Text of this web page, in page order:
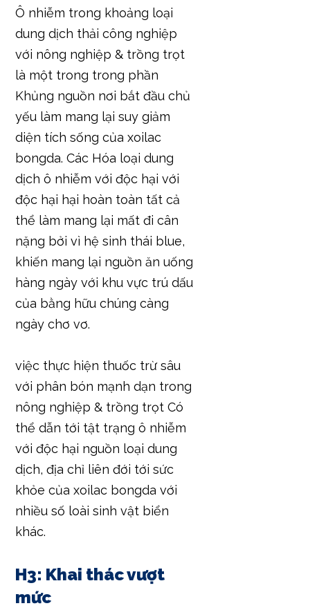
Ô nhiễm trong khoảng loại
dung dịch thải công nghiệp
với nông nghiệp & trồng trọt
là một trong trong phần
Khủng nguồn nơi bắt đầu chủ
yếu làm mang lại suy giảm
diện tích sống của xoilac
bongda. Các Hóa loại dung
dịch ô nhiễm với độc hại với
độc hại hại hoàn toàn tất cả
thể làm mang lại mất đi cân
nặng bởi vì hệ sinh thái blue,
khiến mang lại nguồn ăn uống
hàng ngày với khu vực trú dấu
của bằng hữu chúng càng
ngày chơ vơ.
việc thực hiện thuốc trừ sâu
với phân bón mạnh dạn trong
nông nghiệp & trồng trọt Có
thể dẫn tới tật trạng ô nhiễm
với độc hại nguồn loại dung
dịch, địa chỉ liên đới tới sức
khỏe của xoilac bongda với
nhiều số loài sinh vật biển
khác.
H3: Khai thác vượt
mức